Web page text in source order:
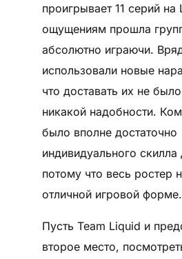
проигрывает 11 серий на
ощущениям прошла
абсолютно играючи.
использовали новые
что доставать их не
никакой надобности.
было вполне достаточно
индивидуального
потому что весь ростер
отличной игровой форме.
Пусть Team Liquid и
второе место,